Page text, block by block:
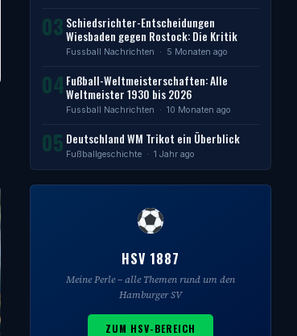
03 Schiedsrichter-Entscheidungen
Wiesbaden gegen Rostock: Die Kritik
Fussball Nachrichten · 5 Monaten ago
04 Fußball-Weltmeisterschaften: Alle
Weltmeister 1930 bis 2026
Fussball Nachrichten · 10 Monaten ago
05 Deutschland WM Trikot ein Überblick
Fußballgeschichte · 1 Jahr ago
HSV 1887
Meine Perle – alle Themen rund um den
Hamburger SV
ZUM HSV-BEREICH